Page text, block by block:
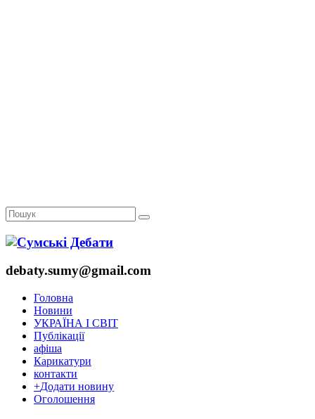
debaty.sumy@gmail.com
Головна
Новини
УКРАЇНА І СВІТ
Публікації
афіша
Карикатури
контакти
+Додати новину
Оголошення